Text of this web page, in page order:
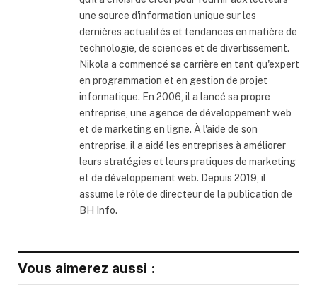
une source d'information unique sur les
dernières actualités et tendances en matière de
technologie, de sciences et de divertissement.
Nikola a commencé sa carrière en tant qu'expert
en programmation et en gestion de projet
informatique. En 2006, il a lancé sa propre
entreprise, une agence de développement web
et de marketing en ligne. À l'aide de son
entreprise, il a aidé les entreprises à améliorer
leurs stratégies et leurs pratiques de marketing
et de développement web. Depuis 2019, il
assume le rôle de directeur de la publication de
BH Info.
Vous aimerez aussi :